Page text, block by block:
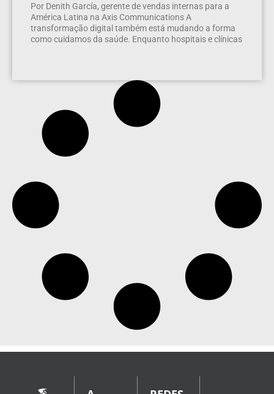
Por Denith García, gerente de vendas internas para a
América Latina na Axis Communications A
transformação digital também está mudando a forma
como cuidamos da saúde. Enquanto hospitais e clínicas